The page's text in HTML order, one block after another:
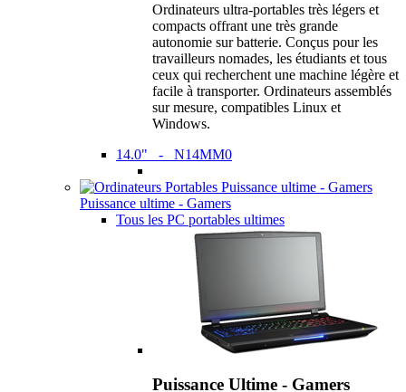
Ordinateurs ultra-portables très légers et
compacts offrant une très grande
autonomie sur batterie. Conçus pour les
travailleurs nomades, les étudiants et tous
ceux qui recherchent une machine légère et
facile à transporter. Ordinateurs assemblés
sur mesure, compatibles Linux et
Windows.
14.0" - N14MM0
Puissance ultime - Gamers
Tous les PC portables ultimes
Puissance Ultime - Gamers